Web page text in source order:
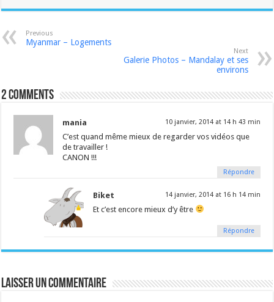
Previous
Myanmar – Logements
Next
Galerie Photos – Mandalay et ses
environs
2 comments
mania 10 janvier, 2014 at 14 h 43 min
C’est quand même mieux de regarder vos vidéos que
de travailler !
CANON !!!
Répondre
Biket 14 janvier, 2014 at 16 h 14 min
Et c’est encore mieux d’y être
Répondre
Laisser un commentaire